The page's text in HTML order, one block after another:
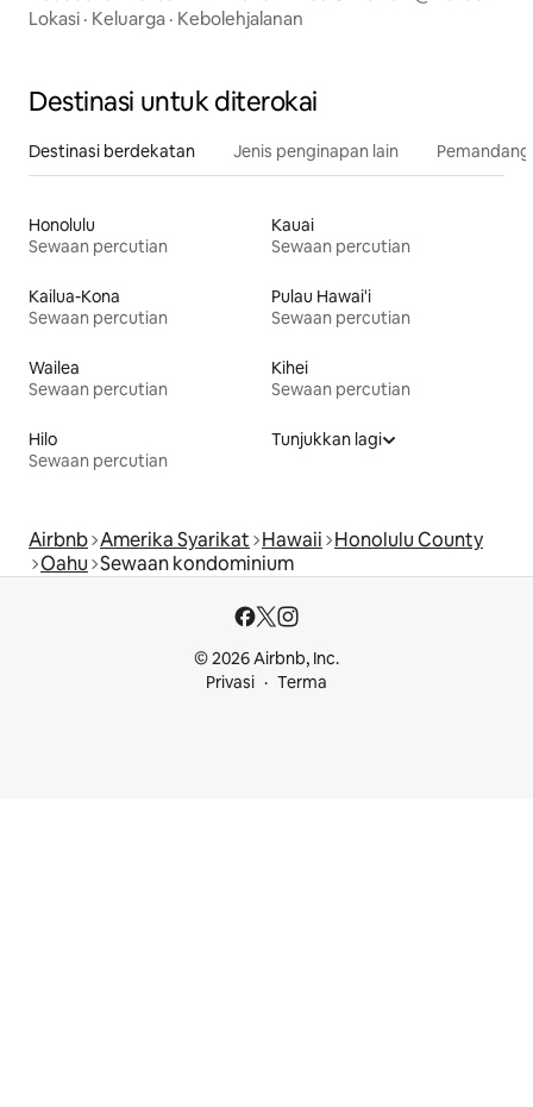
Bay
Lokasi · Keluarga · Kebolehjalanan
Destinasi untuk diterokai
Destinasi berdekatan Jenis penginapan lain
Honolulu
Sewaan percutian
Kauai
Sewaan percutian
Kailua-Kona
Sewaan percutian
Pulau Hawai'i
Sewaan percutian
Wailea
Sewaan percutian
Kihei
Sewaan percutian
Hilo
Sewaan percutian
Tunjukkan lagi
Airbnb Amerika Syarikat Hawaii Honolulu County
Oahu Sewaan kondominium
© 2026 Airbnb, Inc.
Privasi
Terma